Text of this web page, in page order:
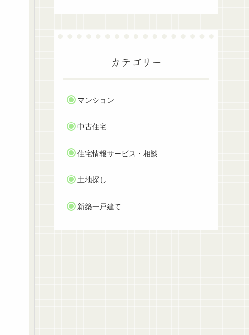
カテゴリー
マンション
中古住宅
住宅情報サービス・相談
土地探し
新築一戸建て